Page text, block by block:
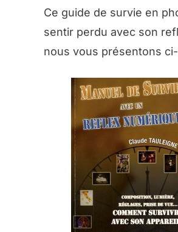
Ce guide de survie en
sentir perdu avec son
nous vous présentons